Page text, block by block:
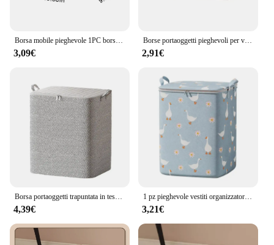
Borsa mobile pieghevole 1PC borsa in tessuto di grande capacità borsa in pelle di serpente borsa mobile portatile impermeabile blu
3,09€
Borse portaoggetti pieghevoli per vestiti e trapunte-capacità Extra Large per lo spostamento e l'imballaggio
2,91€
Borsa portaoggetti trapuntata in tessuto Non tessuto con coperchi cerniera contenitori trapuntati pieghevoli per vestiti contenitore borsa antipolvere di grande capacità organizzare
4,39€
1 pz pieghevole vestiti organizzatore vestiti borse portaoggetti trapunta di grande capacità scatola mobile borsa tote antipolvere abbigliamento guardaroba casa
3,21€